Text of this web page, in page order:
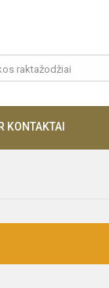
KONTAKTAI